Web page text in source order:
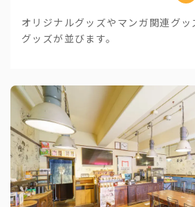
オリジナルグッズやマンガ関連グ
グッズが並びます。